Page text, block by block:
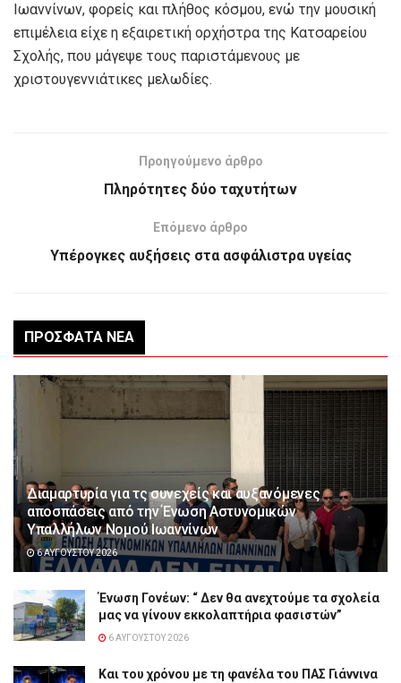
Ιωαννίνων, φορείς και πλήθος κόσμου, ενώ την μουσική
επιμέλεια είχε η εξαιρετική ορχήστρα της Κατσαρείου
Σχολής, που μάγεψε τους παριστάμενους με
χριστουγεννιάτικες μελωδίες.
Προηγούμενο άρθρο
Πληρότητες δύο ταχυτήτων
Επόμενο άρθρο
Υπέρογκες αυξήσεις στα ασφάλιστρα υγείας
ΠΡΌΣΦΑΤΑ ΝΈΑ
Διαμαρτυρία για τς συνεχείς και αυξανόμενες
αποσπάσεις από την Ένωση Αστυνομικών
Υπαλλήλων Νομού Ιωαννίνων
6 ΑΥΓΟΎΣΤΟΥ 2026
Ένωση Γονέων: “ Δεν θα ανεχτούμε τα σχολεία
μας να γίνουν εκκολαπτήρια φασιστών”
6 ΑΥΓΟΎΣΤΟΥ 2026
Και του χρόνου με τη φανέλα του ΠΑΣ Γιάννινα